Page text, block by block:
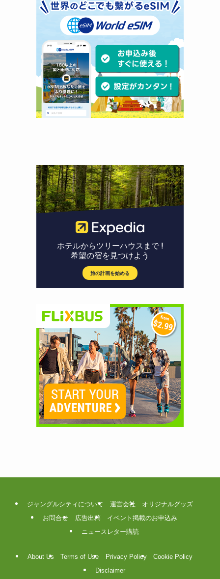
ジャングルシティについて 運営会社
オリジナルグッズ
お問合せ
広告出稿
イベント掲載のお申込み
ニュースレター購読
About Us Terms of Use Privacy Policy
Cookie Policy
Disclaimer